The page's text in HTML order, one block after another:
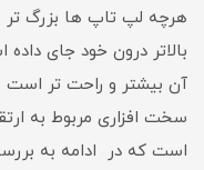
هرچه لپ تاپ ها بزرگ تر
بالاتر درون خود جای
آن بیشتر و راحت تر
سخت افزاری مربوط به
است که در ادامه به